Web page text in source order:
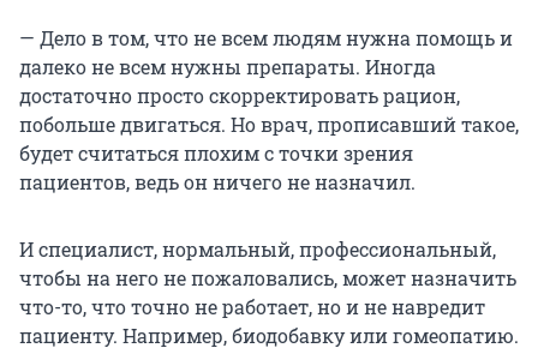
— Дело в том, что не всем людям нужна помощь и
далеко не всем нужны препараты. Иногда
достаточно просто скорректировать рацион,
побольше двигаться. Но врач, прописавший такое,
будет считаться плохим с точки зрения
пациентов, ведь он ничего не назначил.
И специалист, нормальный, профессиональный,
чтобы на него не пожаловались, может назначить
что-то, что точно не работает, но и не навредит
пациенту. Например, биодобавку или гомеопатию.